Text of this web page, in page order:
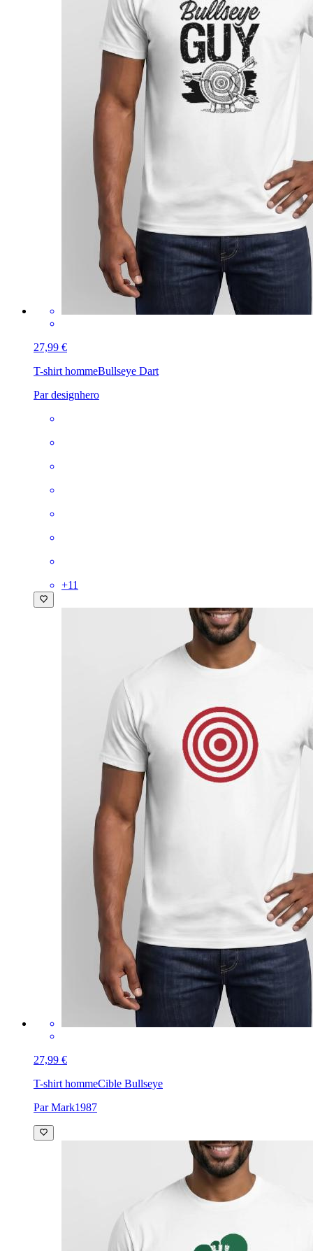
27,99 €
T-shirt hommeBullseye Dart
Par designhero
+11
27,99 €
T-shirt hommeCible Bullseye
Par Mark1987